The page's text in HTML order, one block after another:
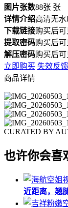
图片张数88张 张
详情介绍高清无水
下载链接购买后可
提取密码购买后可
解压密码购买后可
立即购买 失效反馈
商品详情
CURATED BY
也许你会喜
近距离，翘